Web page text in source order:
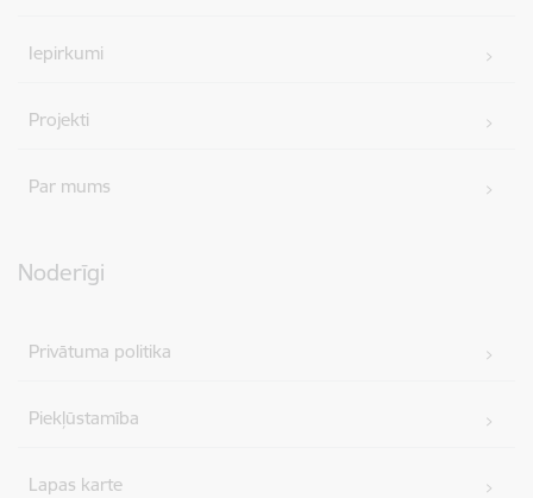
Iepirkumi
Projekti
Par mums
Noderīgi
Privātuma politika
Piekļūstamība
Lapas karte